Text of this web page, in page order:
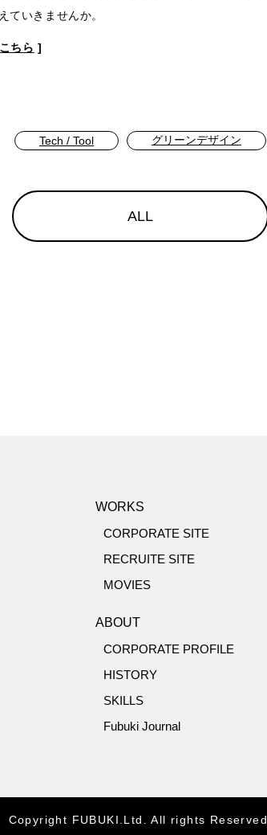
ていきませんか。
ちら ]
Tech / Tool グリーンデザイン
ALL
WORKS
CORPORATE SITE
RECRUITE SITE
MOVIES
ABOUT
CORPORATE PROFILE
HISTORY
SKILLS
Fubuki Journal
Copyright FUBUKI.Ltd. All rights Reserved.